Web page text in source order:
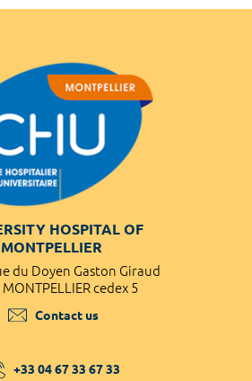
HOSPITAL OF
MONTPELLIER
du Doyen Gaston Giraud
MONTPELLIER cedex 5
Contact us
+33 04 67 33 67 33